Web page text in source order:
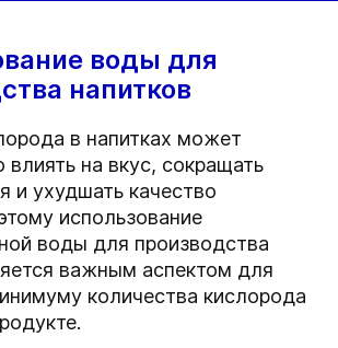
воды для
напитков
в напитках может
влиять на вкус, сокращать
и ухудшать качество
использование
воды для производства
важным аспектом для
количества кислорода